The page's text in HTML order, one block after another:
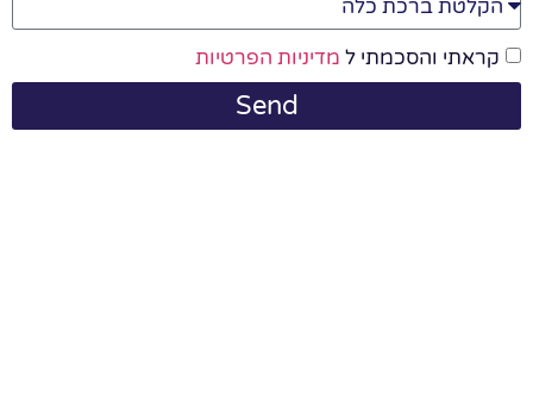
קראתי והסכמתי ל מדיניות הפרטיות
Send